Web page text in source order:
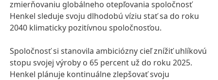
zmierňovaniu globálneho otepľovania spoločnosť
Henkel sleduje svoju dlhodobú víziu stať sa do roku
2040 klimaticky pozitívnou spoločnosťou.
Spoločnosť si stanovila ambiciózny cieľ znížiť uhlíkovú
stopu svojej výroby o 65 percent už do roku 2025.
Henkel plánuje kontinuálne zlepšovať svoju